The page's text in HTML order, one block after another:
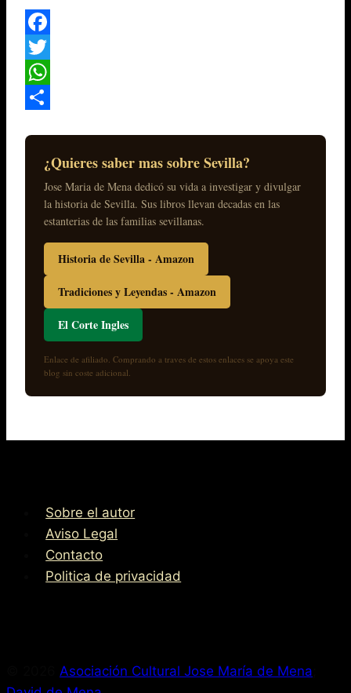
Facebook
Twitter
WhatsApp
¿Quieres saber mas sobre Sevilla?
Jose Maria de Mena dedicó su vida a investigar y divulgar
la historia de Sevilla. Sus libros llevan decadas en las
estanterias de las familias sevillanas.
Historia de Sevilla - Amazon
Tradiciones y Leyendas - Amazon
El Corte Ingles
Enlace de afiliado. Comprando a traves de estos enlaces se apoya este
blog sin coste adicional.
Sobre el autor
Aviso Legal
Contacto
Politica de privacidad
Asociación Cultural Jose María de Mena